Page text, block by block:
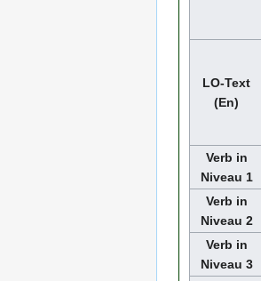
LO-Text
(En)
Verb in
Niveau 1
Verb in
Niveau 2
Verb in
Niveau 3